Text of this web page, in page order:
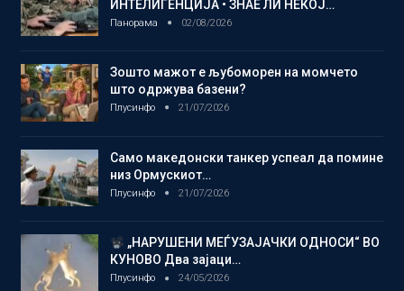
ИНТЕЛИГЕНЦИЈА • ЗНАЕ ЛИ НЕКОЈ…
Панорама 02/08/2026
Зошто мажот е љубоморен на момчето
што одржува базени?
Плусинфо 21/07/2026
Само македонски танкер успеал да помине
низ Ормускиот…
Плусинфо 21/07/2026
„НАРУШЕНИ МЕЃУЗАЈАЧКИ ОДНОСИ“ ВО
КУНОВО Два зајаци…
Плусинфо 24/05/2026